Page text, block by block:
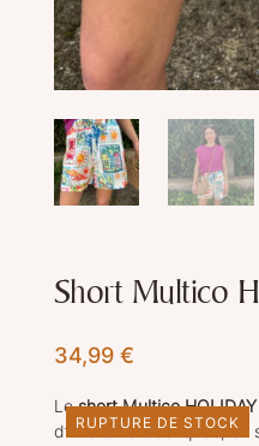
Short Multico
34,99 €
RUPTURE DE STOCK
Leshort Multico HOLIDAY
d’une taille élastiquée,